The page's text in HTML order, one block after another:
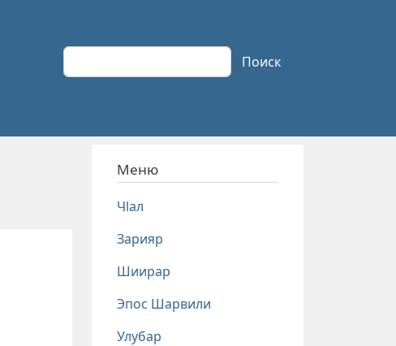
Поиск Поиск
Меню
Чlал
Зарияр
Шиирар
Эпос Шарвили
Улубар